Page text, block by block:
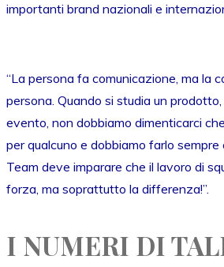
importanti brand nazionali e
“La persona fa comunicazione, ma la
persona. Quando si studia un
evento, non dobbiamo dimenticarci
per qualcuno e dobbiamo farlo
Team deve imparare che il lavoro di
forza, ma soprattutto la differenza!”.
I NUMERI DI